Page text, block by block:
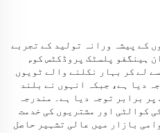
کے پیشہ ورانہ تولید کے تجربے
ہینگفو پلسٹک پروڈکٹس کو.,
لے کر بہار نکلنے والے ٹویوں
دیا ہے، جبکہ انہوں نے بلند
برابر توجہ دیا ہے۔ مندرجہ
کوالٹی اور مشتریوں کی خدمت
بازار میں عالی تشہیر حاصل